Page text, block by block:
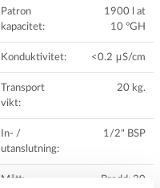
Patron
kapacitet:
1900 l at
10 °GH
Konduktivitet: <0.2 μS/cm
Transport
vikt:
20 kg.
In- /
utanslutning:
1/2" BSP
Mått:
Bredd: 30